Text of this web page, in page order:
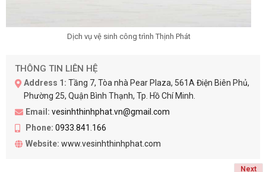
Dịch vụ vệ sinh công trình Thịnh Phát
THÔNG TIN LIÊN HỆ
Address 1: Tầng 7, Tòa nhà Pear Plaza, 561A Điện Biên Phủ,
Phường 25, Quận Bình Thạnh, Tp. Hồ Chí Minh.
Email: vesinhthinhphat.vn@gmail.com
Phone: 0933.841.166
Website: www.vesinhthinhphat.com
Next